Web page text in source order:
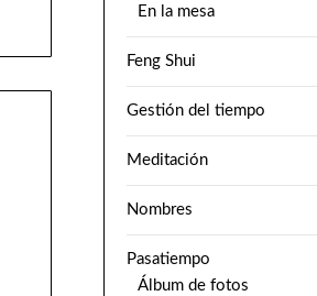
En la mesa
Feng Shui
Gestión del tiempo
Meditación
Nombres
Pasatiempo
Álbum de fotos